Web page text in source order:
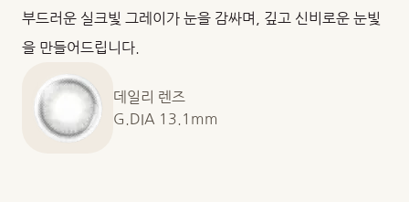
부드러운 실크빛 그레이가 눈을 감싸며, 깊고 신비로운 눈빛
을 만들어드립니다.
데일리 렌즈
G.DIA 13.1mm